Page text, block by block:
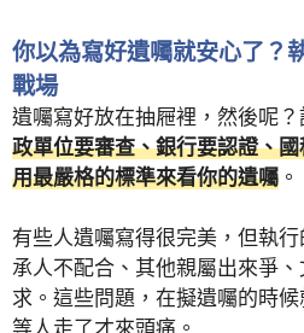
你以為寫好遺囑就安心了？
戰場
遺囑寫好放在抽屜裡，然後呢
政單位要審查、銀行要認證、
用最嚴格的標準來看你的遺囑 。
有些人遺囑寫得很完美，但執
承人不配合、其他親屬出來爭
求。這些問題，在擬遺囑的時